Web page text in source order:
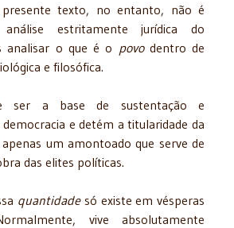
texto, no entanto, não é
estritamente jurídica do
analisar o que é o povodentro de
e filosófica.
ser a base de sustentação e
e detém a titularidade da
um amontoado que serve de
das elites políticas.
quantidadesó existe em vésperas
vive absolutamente